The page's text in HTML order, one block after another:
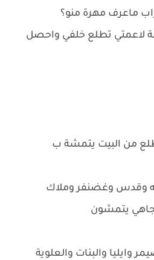
ماعرف مهرة منو؟
لاعمتي تطلع خلفي واحصل
من البيت يتمشة ب
وغضنفر وملاك
يتمشون
وايليا والبنات والعلوية